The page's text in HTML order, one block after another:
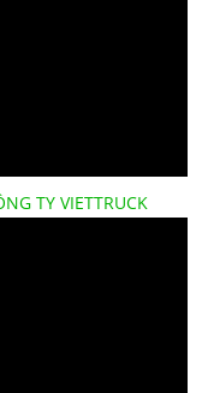
TY VIETTRUCK